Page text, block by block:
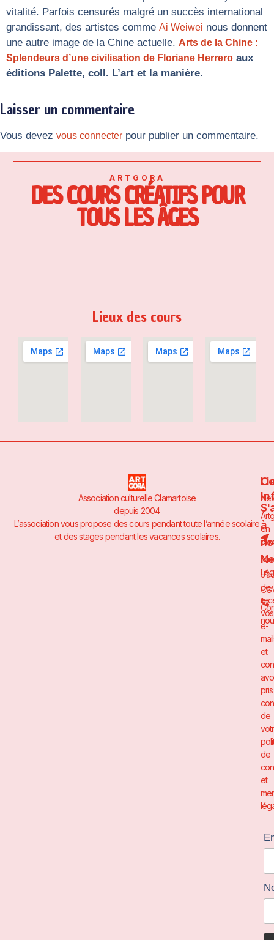
vitalité. Parfois censurés malgré un succès international
grandissant, des artistes comme Ai Weiwei nous donnent
une autre image de la Chine actuelle. Arts de la Chine :
Splendeurs d’une civilisation de Floriane Herrero aux
éditions Palette, coll. L’art et la manière.
Laisser un commentaire
Vous devez vous connecter pour publier un commentaire.
ARTGORA
DES COURS CRÉATIFS POUR
TOUS LES ÂGES
Lieux des cours
Association culturelle Clamartoise
depuis 2004
L’association vous propose des cours pendant toute l’année scolaire
et des stages pendant les vacances scolaires.
en
à
de
vos
e-
et
pris
de
de
et